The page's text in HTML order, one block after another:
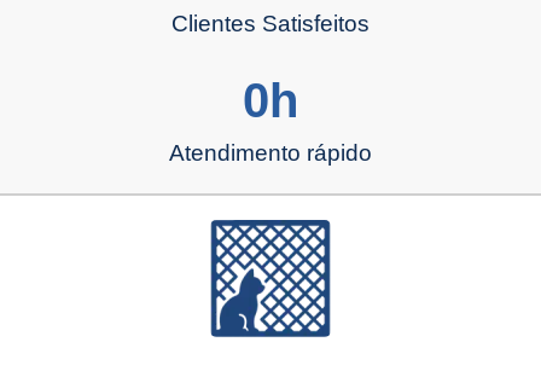
Clientes Satisfeitos
Atendimento rápido
0 h